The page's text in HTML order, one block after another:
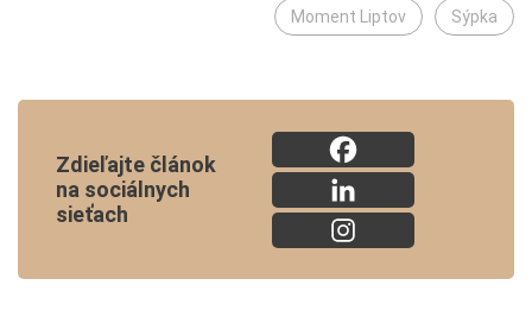
Moment Liptov Sýpka
Zdieľajte článok
na sociálnych
sieťach